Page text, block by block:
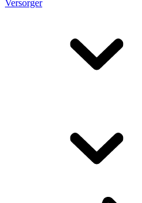
Versorger